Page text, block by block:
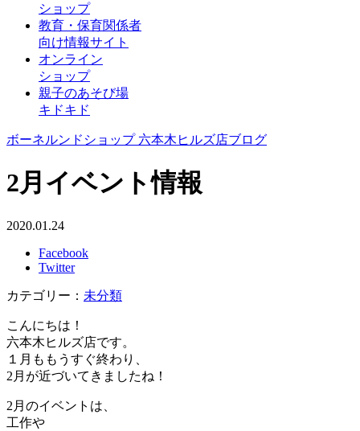
ショップ
教育・保育関係者
向け情報サイト
オンライン
ショップ
親子のあそび場
キドキド
ボーネルンドショップ 六本木ヒルズ店ブログ
2月イベント情報
2020.01.24
Facebook
Twitter
カテゴリー： 未分類
こんにちは！
六本木ヒルズ店です。
１月ももうすぐ終わり、
2月が近づいてきましたね！
2月のイベントは、
工作や